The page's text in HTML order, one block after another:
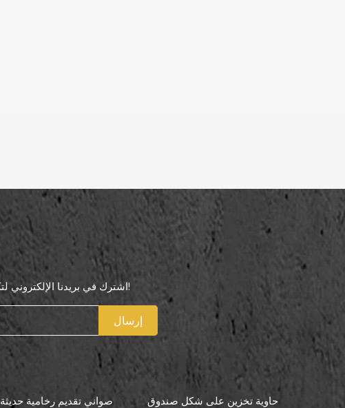
اشترك في بريدنا الإلكتروني لتكون أول من يعرف عروضنا الخاصة!
إرسال
صواني تقديم رخامية حديثة
حاوية تخزين على شكل صندوق